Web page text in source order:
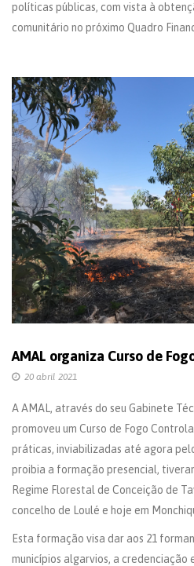
políticas públicas, com vista à
comunitário no próximo Quadro
AMAL organiza Curso de
20 abril 2021
A AMAL, através do seu Gabinete
promoveu um Curso de Fogo
práticas, inviabilizadas até agora
proibia a formação presencial,
Regime Florestal de Conceição de
concelho de Loulé e hoje em
Esta formação visa dar aos 21
municípios algarvios, a credenciação